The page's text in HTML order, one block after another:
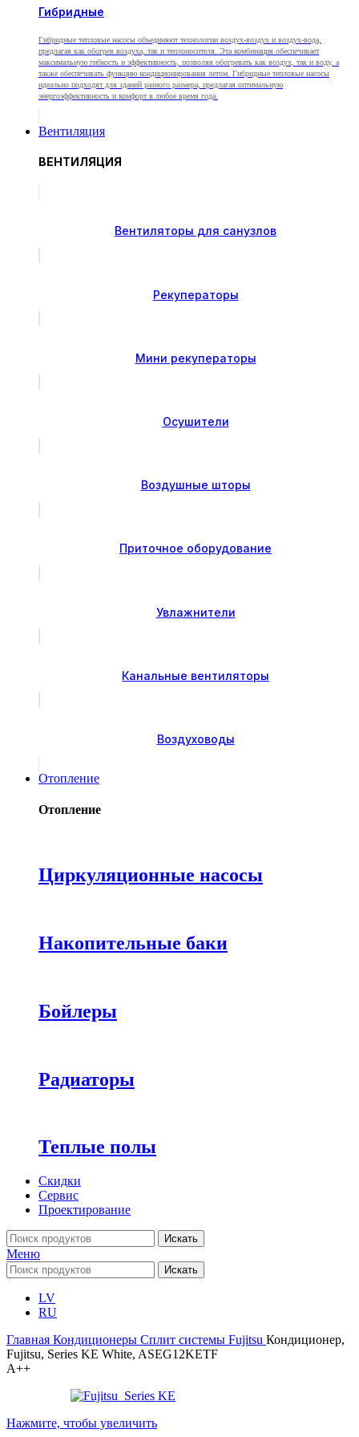
Гибридные
Гибридные тепловые насосы объединяют технологии воздух-воздух и воздух-вода,
предлагая как обогрев воздуха, так и теплоносителя. Эта комбинация обеспечивает
максимальную гибкость и эффективность, позволяя обогревать как воздух, так и воду, а
также обеспечивать функцию кондиционирования летом. Гибридные тепловые насосы
идеально подходят для зданий разного размера, предлагая оптимальную
энергоэффективность и комфорт в любое время года.
Вентиляция
ВЕНТИЛЯЦИЯ
Вентиляторы для санузлов
Рекуператоры
Мини рекуператоры
Осушители
Воздушные шторы
Приточное оборудование
Увлажнители
Канальные вентиляторы
Воздуховоды
Отопление
Отопление
Циркуляционные насосы
Накопительные баки
Бойлеры
Радиаторы
Теплые полы
Скидки
Сервис
Проектирование
Искать
Меню
Искать
LV
RU
Главная Кондиционеры Cплит системы Fujitsu Кондиционер,
Fujitsu, Series KE White, ASEG12KETF
A++
Нажмите, чтобы увеличить